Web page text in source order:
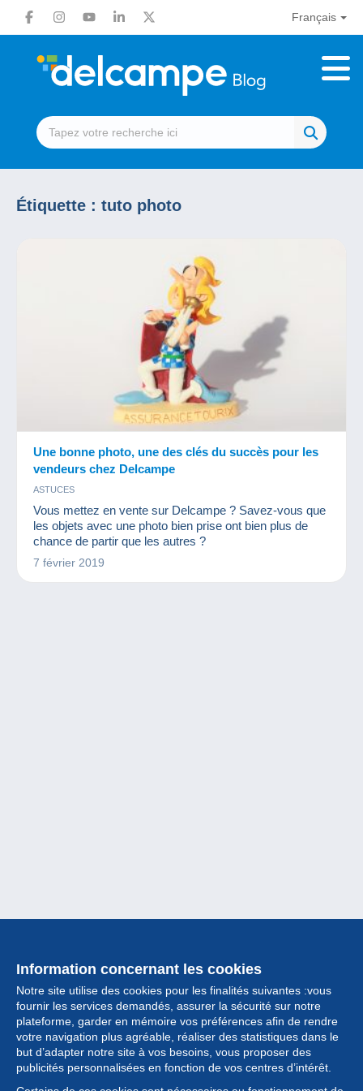
Français
Étiquette : tuto photo
Une bonne photo, une des clés du succès pour les
vendeurs chez Delcampe
ASTUCES
Vous mettez en vente sur Delcampe ? Savez-vous que
les objets avec une photo bien prise ont bien plus de
chance de partir que les autres ?
7 février 2019
Information concernant les cookies
Notre site utilise des cookies pour les finalités suivantes :vous
fournir les services demandés, assurer la sécurité sur notre
plateforme, garder en mémoire vos préférences afin de rendre
votre navigation plus agréable, réaliser des statistiques dans le
but d’adapter notre site à vos besoins, vous proposer des
publicités personnalisées en fonction de vos centres d’intérêt.
Collection